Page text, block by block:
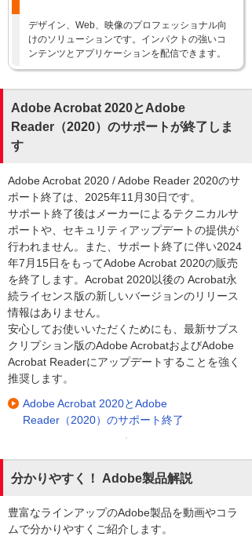
デザイン、Web、映像のプロフェッショナル向
けのソリューションです。インパクトの強いコ
ンテンツとアプリケーションを配信できます。
Adobe Acrobat 2020とAdobe
Reader（2020）のサポートが終了しま
す
Adobe Acrobat 2020 / Adobe Reader 2020のサ
ポート終了は、2025年11月30日です。
サポート終了後はメーカーによるテクニカルサ
ポートや、セキュリティアップデートの提供が
行われません。また、サポート終了に伴い2024
年7月15日をもってAdobe Acrobat 2020の販売
を終了します。Acrobat 2020以後の Acrobat永
続ライセンス版の新しいバージョンのリリース
情報はありません。
安心してお使いいただくためにも、最新サブス
クリプション版のAdobe AcrobatおよびAdobe
Acrobat Readerにアップデートすることを強く
推奨します。
Adobe Acrobat 2020とAdobe
Reader（2020）のサポート終了
分かりやすく！ Adobe製品解説
豊富なラインアップのAdobe製品を動画やコラ
ムで分かりやすくご紹介します。